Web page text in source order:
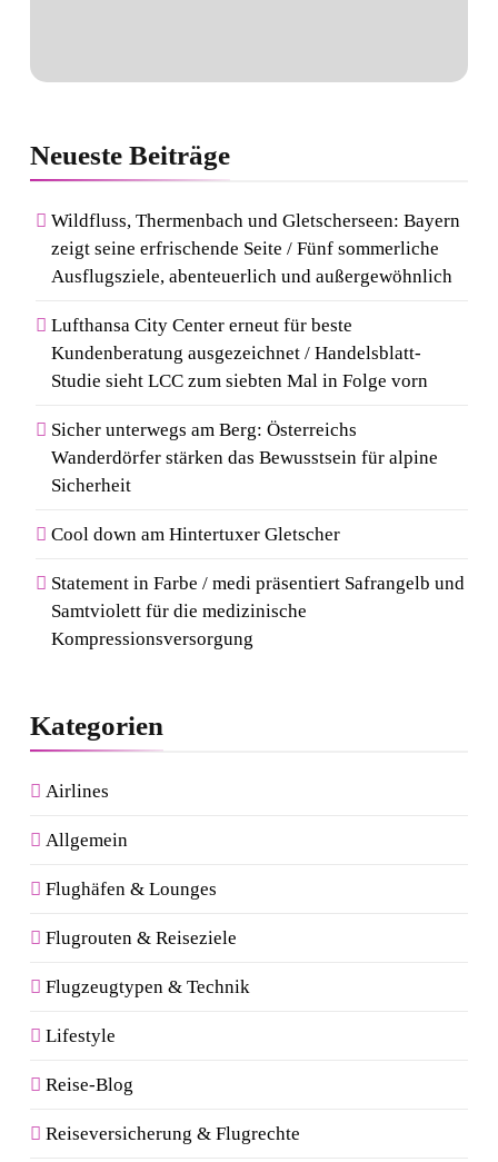
Neueste Beiträge
Wildfluss, Thermenbach und Gletscherseen: Bayern
zeigt seine erfrischende Seite / Fünf sommerliche
Ausflugsziele, abenteuerlich und außergewöhnlich
Lufthansa City Center erneut für beste
Kundenberatung ausgezeichnet / Handelsblatt-
Studie sieht LCC zum siebten Mal in Folge vorn
Sicher unterwegs am Berg: Österreichs
Wanderdörfer stärken das Bewusstsein für alpine
Sicherheit
Cool down am Hintertuxer Gletscher
Statement in Farbe / medi präsentiert Safrangelb und
Samtviolett für die medizinische
Kompressionsversorgung
Kategorien
Airlines
Allgemein
Flughäfen & Lounges
Flugrouten & Reiseziele
Flugzeugtypen & Technik
Lifestyle
Reise-Blog
Reiseversicherung & Flugrechte